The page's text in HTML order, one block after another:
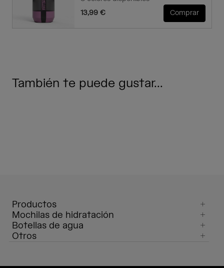
13,99 €
Comprar
También te puede gustar...
Productos
Mochilas de hidratación
Botellas de agua
Otros